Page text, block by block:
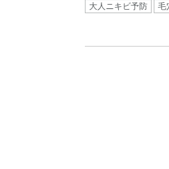
大人ニキビ予防 毛